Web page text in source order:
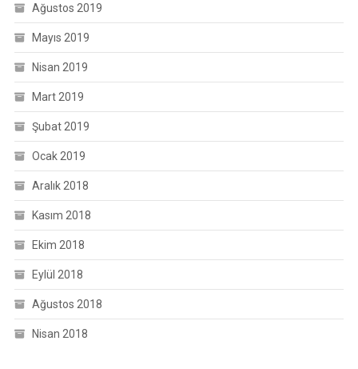
Ağustos 2019
Mayıs 2019
Nisan 2019
Mart 2019
Şubat 2019
Ocak 2019
Aralık 2018
Kasım 2018
Ekim 2018
Eylül 2018
Ağustos 2018
Nisan 2018